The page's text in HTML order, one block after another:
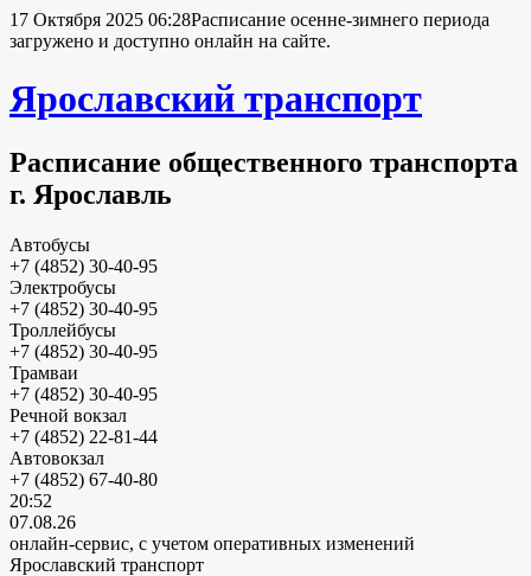
17 Октября 2025 06:28Расписание осенне-зимнего периода
загружено и доступно онлайн на сайте.
Ярославский транспорт
Расписание общественного транспорта
г. Ярославль
Автобусы
+7 (4852) 30-40-95
Электробусы
+7 (4852) 30-40-95
Троллейбусы
+7 (4852) 30-40-95
Трамваи
+7 (4852) 30-40-95
Речной вокзал
+7 (4852) 22-81-44
Автовокзал
+7 (4852) 67-40-80
20:52
07.08.26
онлайн-сервис, с учетом оперативных изменений
Ярославский транспорт